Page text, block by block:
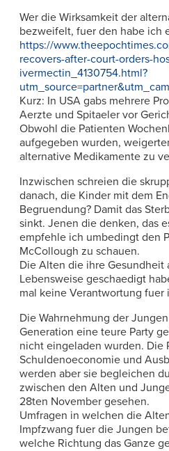
Wer die Wirksamkeit der
bezweifelt, fuer den habe ich
https://
recovers-after-court-orders-
ivermectin_4130754.html?
Kurz: In USA gabs mehrere
Aerzte und Spitaeler vor
Obwohl die Patienten
aufgegeben wurden,
alternative Medikamente zu
Inzwischen schreien die
danach, die Kinder mit dem
Begruendung? Damit das
sinkt. Jenen die denken, das
empfehle ich umbedingt den
McCollough zu schauen.
Die Alten die ihre Gesundheit
Lebensweise geschaedigt
mal keine Verantwortung fuer
Die Wahrnehmung der
Generation eine teure Party
nicht eingeladen wurden. Die
Schuldenoeconomie und
werden aber sie begleichen
zwischen den Alten und
28ten November gesehen.
Umfragen in welchen die
Impfzwang fuer die Jungen
welche Richtung das Ganze